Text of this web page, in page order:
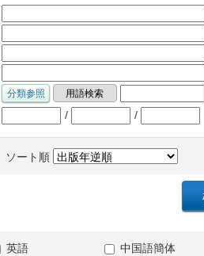
/ /
ソート順
英語 中国語簡体